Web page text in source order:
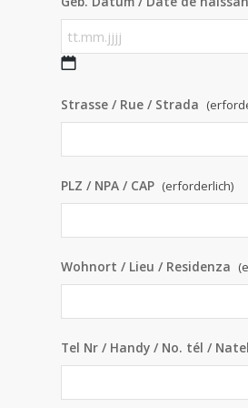
Strasse / Rue / Strada
PLZ / NPA / CAP (erforderlich)
Wohnort / Lieu / Residenza
Tel Nr / Handy / No. tél / Natel